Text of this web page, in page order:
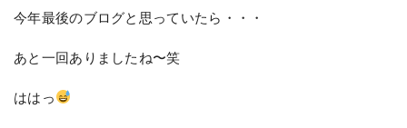
今年最後のブログと思っていたら・・・
あと一回ありましたね〜笑
ははっ